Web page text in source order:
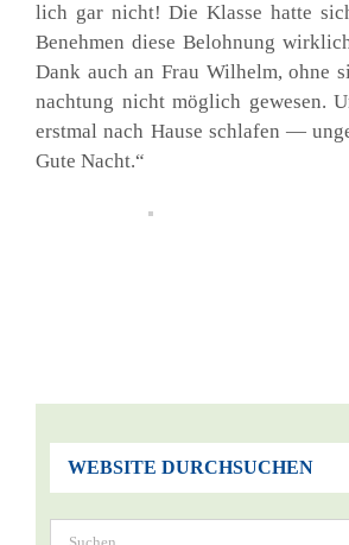
lich gar nicht! Die Klas­se hat­te
Beneh­men die­se Beloh­nung
Dank auch an Frau Wil­helm, ohne
nach­tung nicht mög­lich gewe­sen.
erst­mal nach Hau­se schla­fen —
Gute Nacht.“
WEBSITE DURCHSUCHEN
Suche